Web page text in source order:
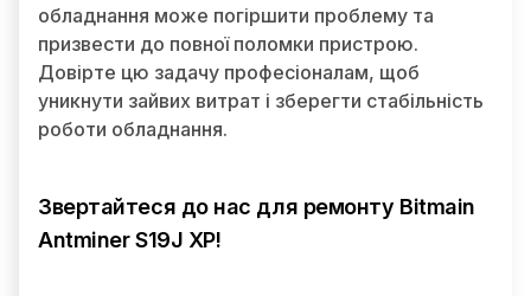
обладнання може погіршити проблему та
призвести до повної поломки пристрою.
Довірте цю задачу професіоналам, щоб
уникнути зайвих витрат і зберегти стабільність
роботи обладнання.
Звертайтеся до нас для ремонту Bitmain
Antminer S19J XP!